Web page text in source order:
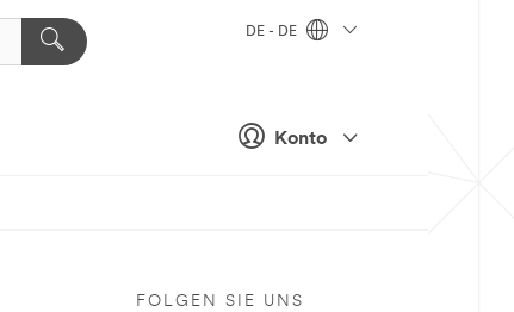
Konto
DE - DE
FOLGEN SIE UNS